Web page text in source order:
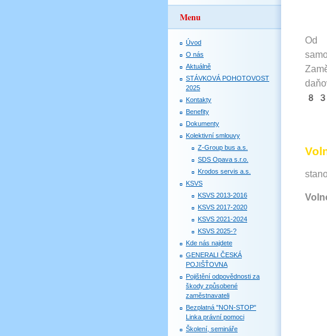
Od
Menu
Úvod
O nás
Aktuálně
STÁVKOVÁ POHOTOVOST
2025
Kontakty
Benefity
Dokumenty
Kolektivní smlouvy
Z-Group bus a.s.
SDS Opava s.r.o.
Krodos servis a.s.
KSVS
KSVS 2013-2016
KSVS 2017-2020
KSVS 2021-2024
KSVS 2025-?
Kde nás najdete
GENERALI ČESKÁ
POJIŠŤOVNA
Pojištění odpovědnosti za
škody způsobené
zaměstnavateli
Bezplatná "NON-STOP"
Linka právní pomoci
Školení, semináře